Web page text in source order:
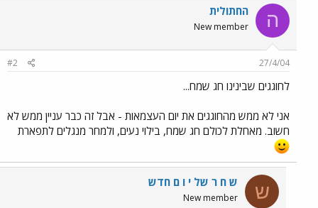
ה החתולית
New member
27/4/04
#2
לחוגגים שבינינו חג שמח...
אני לא ממש מהחוגגים את יום העצמאות - אבל זה כבר עניין ממש לא
חשוב. מאחלת לכולם חג שמח, בילוי נעים, ולמחר מנגלים לתפארת
ש ש ח ר של י ו ם חדש
New member